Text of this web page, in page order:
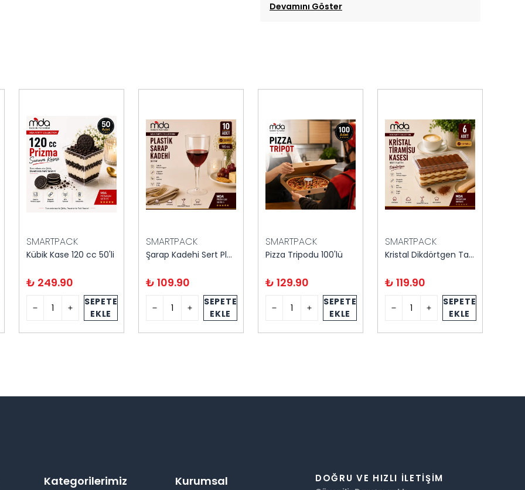
Devamını Göster
SMARTPACK
Kübik Kase 120 cc 50'li
₺ 249.90
SEPETE
EKLE
SMARTPACK
Şarap Kadehi Sert Plastik Şeffaf 10'lu
₺ 109.90
SEPETE
EKLE
SMARTPACK
Pizza Tripodu 100'lü
₺ 129.90
SEPETE
EKLE
SMARTPACK
Kristal Dikdörtgen Tatlı Kasesi 6'lı Kapaklı
₺ 119.90
SEPETE
EKLE
Kategorilerimiz Kurumsal DOĞRU VE HIZLI İLETIŞIM